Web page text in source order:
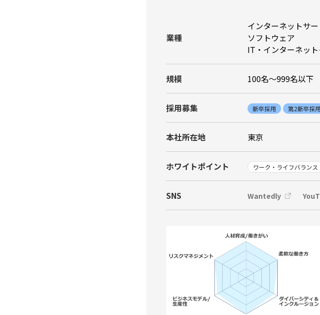
業種
インターネットサ
ソフトウェア
IT・インターネッ
規模 100名〜999名以下
採⽤募集 新卒採用 第2新卒採用
本社所在地 東京
ホワイトポイント ワーク・ライフバランス
SNS Wantedly